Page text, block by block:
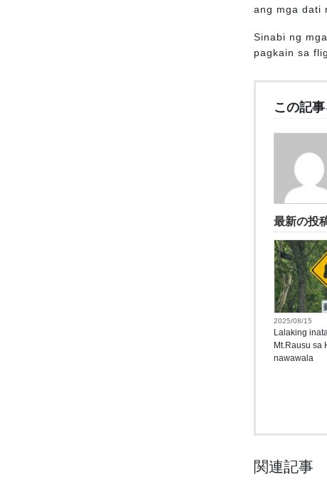
ang mga dati
Sinabi ng
pagkain sa
この記
最新の投
2025/08/15
Lalaking
Mt.Rausu sa
nawawala
関連記事